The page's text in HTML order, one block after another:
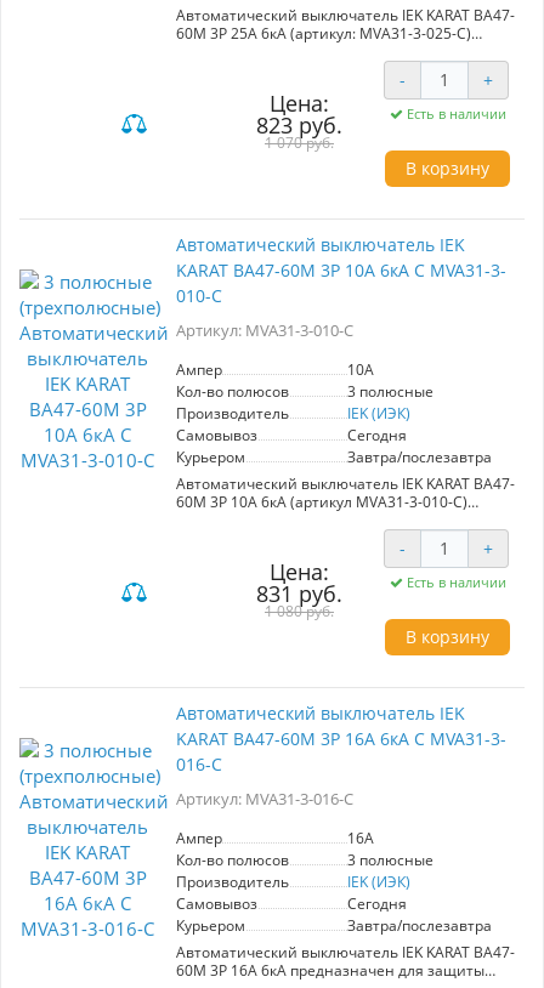
Автоматический выключатель IEK KARAT ВА47-
60M 3Р 25А 6кА (артикул: MVA31-3-025-C)
электроустановок от сверхтоков,
предотвращая потенциальные аварийные
ситуации. Его функции оперативного
управления идеально подходят для
использования в групповых щитках квартир и
этажей, а также в учетно-распределительных
щитах административных и жилых зданий.
безопасность электроснабжения, что делает
его незаменимым решением для обеспечения
надежной работы электрических систем.
Цена:
823 руб.
1 070 руб.
- +
Есть в наличии
В корзину
Автоматический выключатель IEK
KARAT ВА47-60M 3Р 10А 6кА С MVA31-3-
010-C
Артикул: MVA31-3-010-C
Ампер
10A
Кол-во полюсов
3 полюсные
Производитель
IEK (ИЭК)
Самовывоз
Сегодня
Курьером
Завтра/послезавтра
Автоматический выключатель IEK KARAT ВА47-
60M 3Р 10А 6кА (артикул MVA31-3-010-C)
отключение электроустановок при
возникновении сверхтоков. Идеально
подходит для установки в групповых и учетно-
распределительных щитках в жилых и
административных зданиях. Номинальный
ток: 10А, отключающая способность: 6кА.
Обеспечивает безопасность и управление
Цена:
831 руб.
1 080 руб.
- +
Есть в наличии
В корзину
Автоматический выключатель IEK
KARAT ВА47-60M 3Р 16А 6кА С MVA31-3-
016-C
Артикул: MVA31-3-016-C
Ампер
16A
Кол-во полюсов
3 полюсные
Производитель
IEK (ИЭК)
Самовывоз
Сегодня
Курьером
Завтра/послезавтра
Автоматический выключатель IEK KARAT ВА47-
60M 3Р 16А 6кА предназначен для защиты